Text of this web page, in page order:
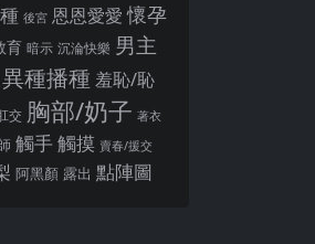
後宮 恩恩愛愛 懷孕
育 暗示 沉淪快樂 男主
異種播種 羞恥/恥
交 胸部/奶子 著衣
觸手 觸摸 賣春/援交
阿黑顏 露出 點陣圖